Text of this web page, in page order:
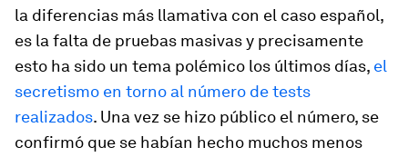
la diferencias más llamativa con el caso español,
es la falta de pruebas masivas y precisamente
esto ha sido un tema polémico los últimos días, el
secretismo en torno al número de tests
realizados. Una vez se hizo público el número, se
confirmó que se habían hecho muchos menos